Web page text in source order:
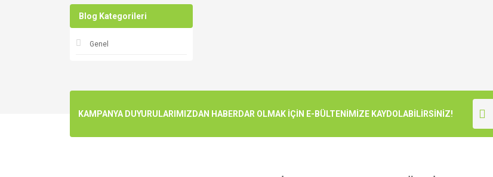
Blog Kategorileri
Genel
KAMPANYA DUYURULARIMIZDAN HABERDAR OLMAK İÇİN E-BÜLTENİMİZE KAYDOLABİLİRSİNİZ!